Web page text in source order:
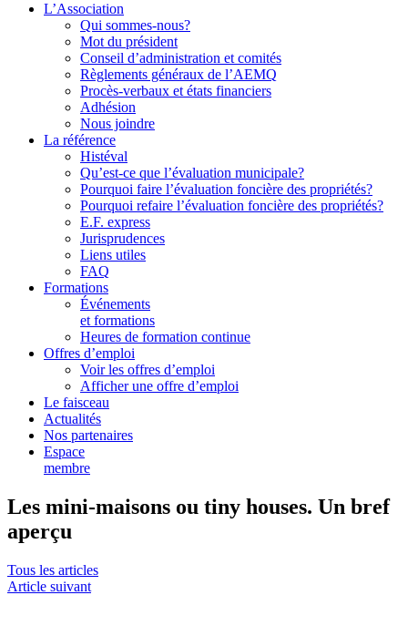
L’Association
Qui sommes-nous?
Mot du président
Conseil d’administration et comités
Règlements généraux de l’AEMQ
Procès-verbaux et états financiers
Adhésion
Nous joindre
La référence
Histéval
Qu’est-ce que l’évaluation municipale?
Pourquoi faire l’évaluation foncière des propriétés?
Pourquoi refaire l’évaluation foncière des propriétés?
E.F. express
Jurisprudences
Liens utiles
FAQ
Formations
Événements
et formations
Heures de formation continue
Offres d’emploi
Voir les offres d’emploi
Afficher une offre d’emploi
Le faisceau
Actualités
Nos partenaires
Espace
membre
Les mini-maisons ou tiny houses. Un bref
aperçu
Tous les articles
Article suivant